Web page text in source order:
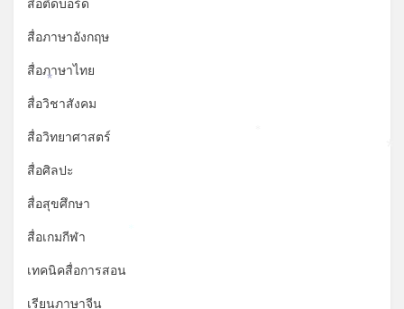
สื่อติดบอร์ด
สื่อภาษาอังกฤษ
สื่อภาษาไทย
สื่อวิชาสังคม
สื่อวิทยาศาสตร์
สื่อศิลปะ
สื่อสุขศึกษา
สื่อเกมกีฬา
เทคนิคสื่อการสอน
เรียนภาษาจีน